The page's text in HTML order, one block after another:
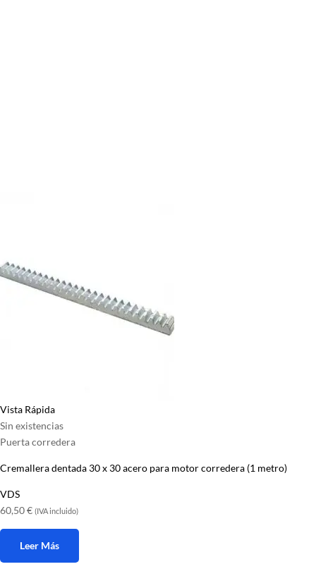
Vista Rápida
Sin existencias
Puerta corredera
Cremallera dentada 30 x 30 acero para motor corredera (1 metro)
VDS
60,50€ (IVA incluido)
Leer Más